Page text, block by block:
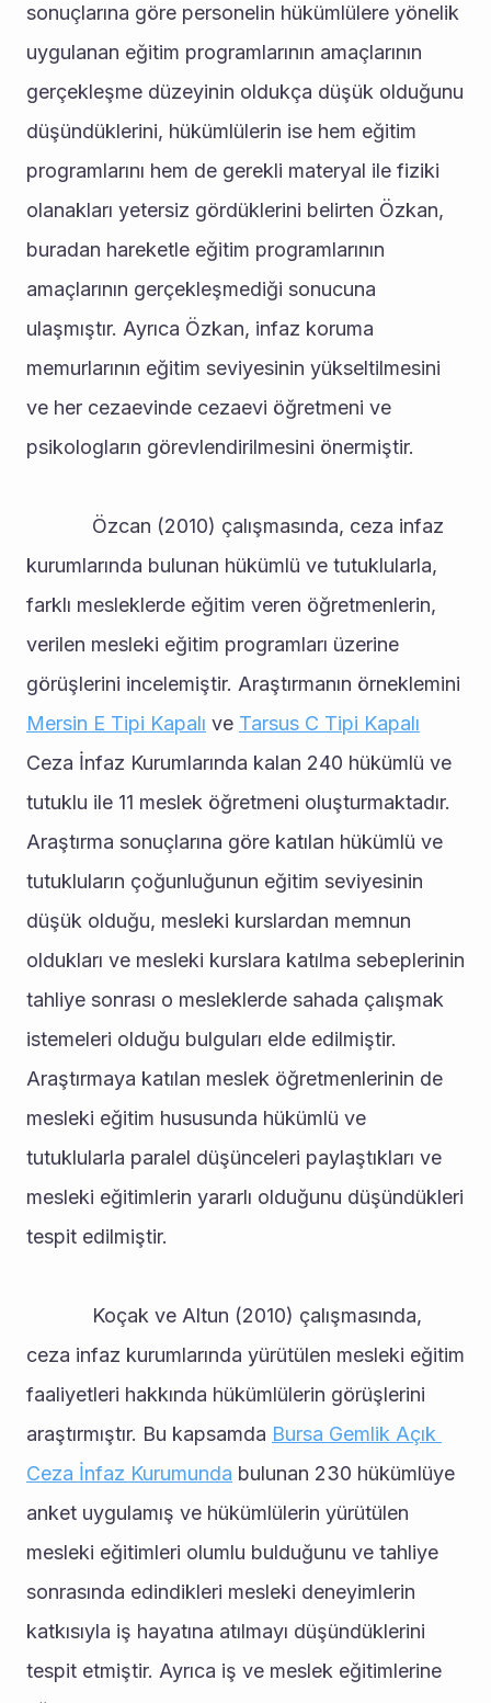
sonuçlarına göre personelin hükümlülere yönelik
uygulanan eğitim programlarının amaçlarının
gerçekleşme düzeyinin oldukça düşük olduğunu
düşündüklerini, hükümlülerin ise hem eğitim
programlarını hem de gerekli materyal ile fiziki
olanakları yetersiz gördüklerini belirten Özkan,
buradan hareketle eğitim programlarının
amaçlarının gerçekleşmediği sonucuna
ulaşmıştır. Ayrıca Özkan, infaz koruma
memurlarının eğitim seviyesinin yükseltilmesini
ve her cezaevinde cezaevi öğretmeni ve
psikologların görevlendirilmesini önermiştir.
kurumlarında bulunan hükümlü ve tutuklularla,
farklı mesleklerde eğitim veren öğretmenlerin,
verilen mesleki eğitim programları üzerine
Mersin E Tipi Kapalı ve Tarsus C Tipi Kapalı
Ceza İnfaz Kurumlarında kalan 240 hükümlü ve
tutuklu ile 11 meslek öğretmeni oluşturmaktadır.
Araştırma sonuçlarına göre katılan hükümlü ve
tutukluların çoğunluğunun eğitim seviyesinin
düşük olduğu, mesleki kurslardan memnun
oldukları ve mesleki kurslara katılma sebeplerinin
tahliye sonrası o mesleklerde sahada çalışmak
istemeleri olduğu bulguları elde edilmiştir.
Araştırmaya katılan meslek öğretmenlerinin de
mesleki eğitim hususunda hükümlü ve
tutuklularla paralel düşünceleri paylaştıkları ve
mesleki eğitimlerin yararlı olduğunu düşündükleri
tespit edilmiştir.
ceza infaz kurumlarında yürütülen mesleki eğitim
faaliyetleri hakkında hükümlülerin görüşlerini
araştırmıştır. Bu kapsamda Bursa Gemlik Açık
Ceza İnfaz Kurumunda bulunan 230 hükümlüye
anket uygulamış ve hükümlülerin yürütülen
mesleki eğitimleri olumlu bulduğunu ve tahliye
sonrasında edindikleri mesleki deneyimlerin
katkısıyla iş hayatına atılmayı düşündüklerini
tespit etmiştir. Ayrıca iş ve meslek eğitimlerine